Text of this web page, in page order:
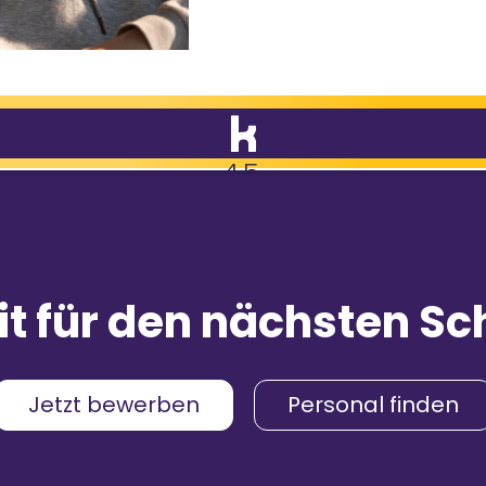
4,5
Gehalt
4,2
4,3
4,2
für den nächsten
Jetzt bewerben Personal finden